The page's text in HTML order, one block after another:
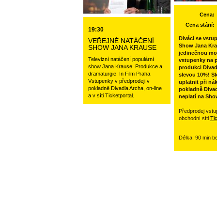
19:30
VEŘEJNÉ NATÁČENÍ
SHOW JANA KRAUSE
Televizní natáčení populární
show Jana Krause. Produkce a
dramaturgie: In Film Praha.
Vstupenky v předprodeji v
pokladně Divadla Archa, on-line
a v síti Ticketportal.
Cena:
Cena stání:
Diváci se
Show Jana
jedinečnou
vstupenky na
produkci
slevou 10%!
uplatnit při
pokladně
neplatí na
Předprodej
obchodní síti
Délka: 90 min